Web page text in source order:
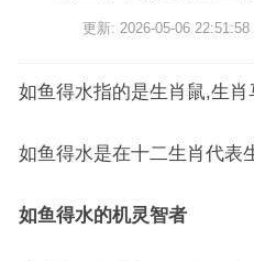
更新: 2026-05-06 22:51:58
如鱼得水指的是生肖鼠,生肖
如鱼得水是在十二生肖代表
如鱼得水的机灵智者